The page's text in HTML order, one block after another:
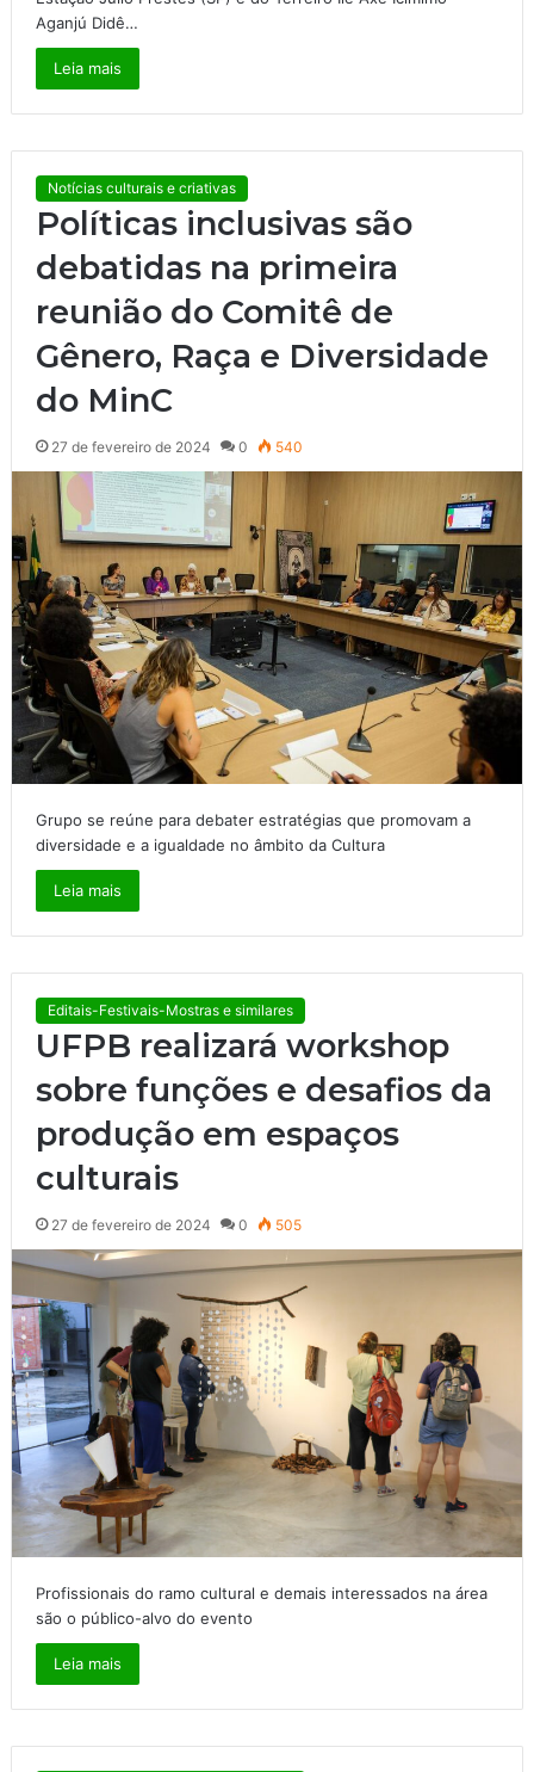
Aganjú Didê…
Leia mais
Notícias culturais e criativas
Políticas inclusivas são
debatidas na primeira
reunião do Comitê de
Gênero, Raça e Diversidade
do MinC
27 de fevereiro de 2024 0 540
Grupo se reúne para debater estratégias que promovam a
diversidade e a igualdade no âmbito da Cultura
Leia mais
Editais-Festivais-Mostras e similares
UFPB realizará workshop
sobre funções e desafios da
produção em espaços
culturais
27 de fevereiro de 2024 0 505
Profissionais do ramo cultural e demais interessados na área
são o público-alvo do evento
Leia mais